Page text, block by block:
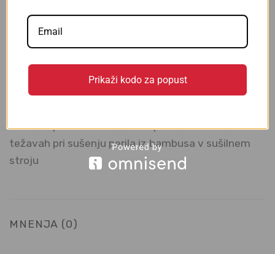
Ne uporabljajte belila
Ne sušite v sušilnem stroju
Brez kemičnega čiščenja
*Naši kupci trenutno še niso poročali o kakršnihkoli
težavah pri sušenju perila iz bambusa v sušilnem
stroju
MNENJA (0)
Prikaži kodo za popust